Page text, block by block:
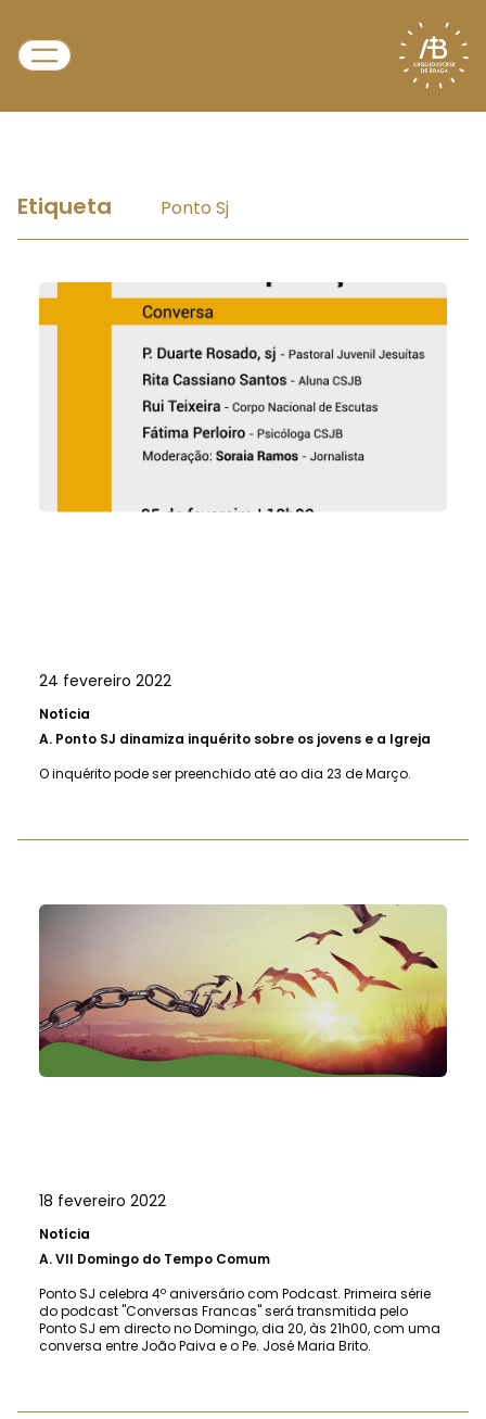
Etiqueta Ponto Sj
24 fevereiro 2022
Notícia
A. Ponto SJ dinamiza inquérito sobre os jovens e a Igreja
O inquérito pode ser preenchido até ao dia 23 de Março.
18 fevereiro 2022
Notícia
A.VII Domingo do Tempo Comum
Ponto SJ celebra 4º aniversário com Podcast. Primeira série
do podcast "Conversas Francas" será transmitida pelo
Ponto SJ em directo no Domingo, dia 20, às 21h00, com uma
conversa entre João Paiva e o Pe. José Maria Brito.